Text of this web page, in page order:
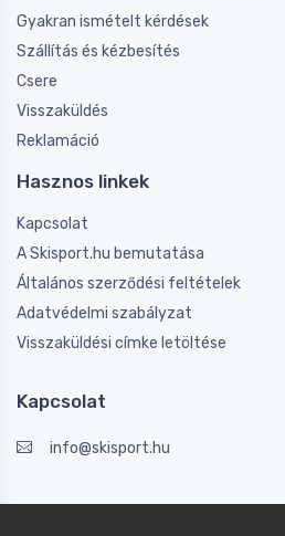
Gyakran ismételt kérdések
Szállítás és kézbesítés
Csere
Visszaküldés
Reklamáció
Hasznos linkek
Kapcsolat
A Skisport.hu bemutatása
Általános szerződési feltételek
Adatvédelmi szabályzat
Visszaküldési címke letöltése
Kapcsolat
info@skisport.hu